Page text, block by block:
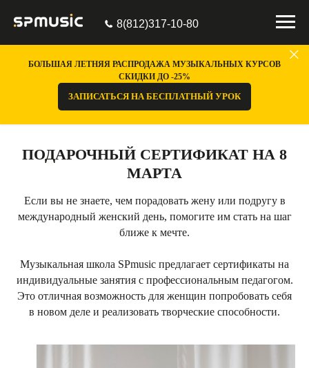
8(812)317-10-80
БОЛЬШАЯ ЛЕТНЯЯ РАСПРОДАЖА МУЗЫКАЛЬНЫХ КУРСОВ
СКИДКИ ДО -25%
ЗАПИСАТЬСЯ НА БЕСПЛАТНЫЙ УРОК
ПОДАРОЧНЫЙ СЕРТИФИКАТ НА 8
МАРТА
Если вы не знаете, чем порадовать жену или подругу в
международный женский день, помогите им стать на шаг
ближе к мечте.
Музыкальная школа SPmusic предлагает сертификаты на
индивидуальные занятия с профессиональным педагогом.
Это отличная возможность для женщин попробовать себя
в новом деле и реализовать творческие способности.